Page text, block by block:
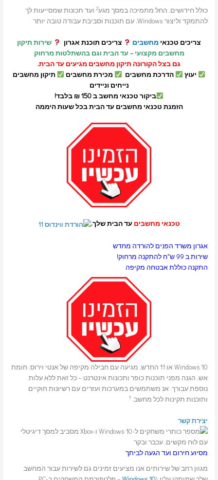
כולל חידושים, החל מתמיכה במסך מגע2 ועד תכונות שמסייעות לך
להתמקד וליצור Windows. עם תוכנות וסביבת עבודה טובה יותר
צריכים טכנאי מחשבים צריכים תוכנת אגרון
שירות תיקון
מחשבים מקצועי – עד הבית וגם בהשתלטות מרחוק
גם בצל הקורונה תיקון מחשבים מגיעים עד הבית.
יעוץ
הדרכת מחשבים מכירת מחשבים
תיקון מחשבים
נייחים וניידים
ביקור טכנאי מחשב ב 150 ₪ בלבד!
הזמנת טכנאי מחשבים עד הבית בכל שעות היממה
טכנאי מחשבים עד הבית שלך.
אגרון משרד הפנים להורדה מחדש
שירות ב 99 ש"ח להתקנה מרחוק!
התקנה כוללת אבטחה מקיפה
Windows 10 או 11 החדש, מגיעה עם חבילה מקיפה של אנטי וירוס, חומת
אש, הגנה מפני תוכנות כופר ותכונות אינטרנט – כל זאת ללא עלות
נוספת עבורך. אנ משתמשים במערכות ועזרים עם רשיונות חוקיים
ותוכנות תקינות לכל מחשב. 1
יצירת קשר
מסיוע חירום ועד הגעה לביתך
מגוון רחב של שירותים אנו מציעים זמינים גם לשירות עבור המחשב